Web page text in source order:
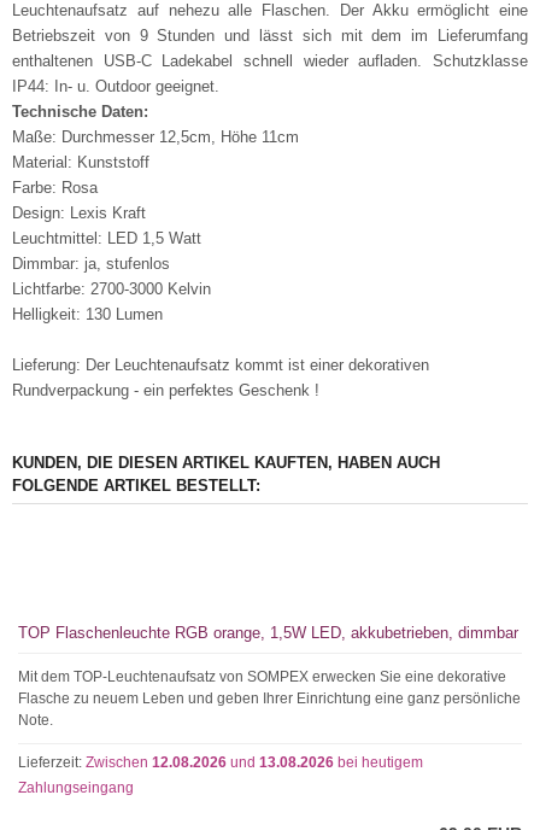
Leuchtenaufsatz auf nehezu alle Flaschen. Der Akku ermöglicht eine
Betriebszeit von 9 Stunden und lässt sich mit dem im Lieferumfang
enthaltenen USB-C Ladekabel schnell wieder aufladen. Schutzklasse
IP44: In- u. Outdoor geeignet.
Technische Daten:
Maße: Durchmesser 12,5cm, Höhe 11cm
Material: Kunststoff
Farbe: Rosa
Design: Lexis Kraft
Leuchtmittel: LED 1,5 Watt
Dimmbar: ja, stufenlos
Lichtfarbe: 2700-3000 Kelvin
Helligkeit: 130 Lumen
Lieferung: Der Leuchtenaufsatz kommt ist einer dekorativen
Rundverpackung - ein perfektes Geschenk !
KUNDEN, DIE DIESEN ARTIKEL KAUFTEN, HABEN AUCH
FOLGENDE ARTIKEL BESTELLT:
TOP Flaschenleuchte RGB orange, 1,5W LED, akkubetrieben, dimmbar
Mit dem TOP-Leuchtenaufsatz von SOMPEX erwecken Sie eine dekorative
Flasche zu neuem Leben und geben Ihrer Einrichtung eine ganz persönliche
Note.
Lieferzeit: Zwischen 12.08.2026 und 13.08.2026 bei heutigem
Zahlungseingang